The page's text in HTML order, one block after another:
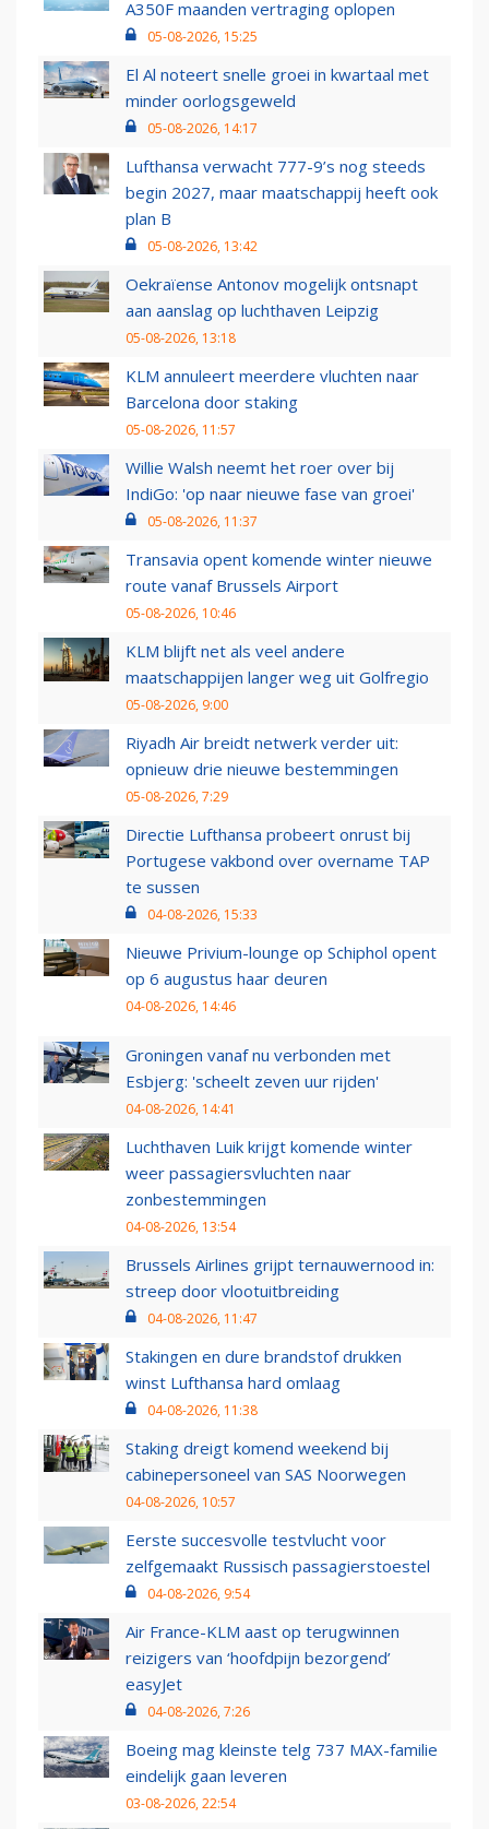
A350F maanden vertraging oplopen
05-08-2026, 15:25
El Al noteert snelle groei in kwartaal met
minder oorlogsgeweld
05-08-2026, 14:17
Lufthansa verwacht 777-9’s nog steeds
begin 2027, maar maatschappij heeft ook
plan B
05-08-2026, 13:42
Oekraïense Antonov mogelijk ontsnapt
aan aanslag op luchthaven Leipzig
05-08-2026, 13:18
KLM annuleert meerdere vluchten naar
Barcelona door staking
05-08-2026, 11:57
Willie Walsh neemt het roer over bij
IndiGo: 'op naar nieuwe fase van groei'
05-08-2026, 11:37
Transavia opent komende winter nieuwe
route vanaf Brussels Airport
05-08-2026, 10:46
KLM blijft net als veel andere
maatschappijen langer weg uit Golfregio
05-08-2026, 9:00
Riyadh Air breidt netwerk verder uit:
opnieuw drie nieuwe bestemmingen
05-08-2026, 7:29
Directie Lufthansa probeert onrust bij
Portugese vakbond over overname TAP
te sussen
04-08-2026, 15:33
Nieuwe Privium-lounge op Schiphol opent
op 6 augustus haar deuren
04-08-2026, 14:46
Groningen vanaf nu verbonden met
Esbjerg: 'scheelt zeven uur rijden'
04-08-2026, 14:41
Luchthaven Luik krijgt komende winter
weer passagiersvluchten naar
zonbestemmingen
04-08-2026, 13:54
Brussels Airlines grijpt ternauwernood in:
streep door vlootuitbreiding
04-08-2026, 11:47
Stakingen en dure brandstof drukken
winst Lufthansa hard omlaag
04-08-2026, 11:38
Staking dreigt komend weekend bij
cabinepersoneel van SAS Noorwegen
04-08-2026, 10:57
Eerste succesvolle testvlucht voor
zelfgemaakt Russisch passagierstoestel
04-08-2026, 9:54
Air France-KLM aast op terugwinnen
reizigers van ‘hoofdpijn bezorgend’
easyJet
04-08-2026, 7:26
Boeing mag kleinste telg 737 MAX-familie
eindelijk gaan leveren
03-08-2026, 22:54